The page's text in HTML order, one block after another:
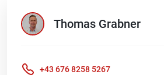
Thomas Grabner
+43 676 8258 5267